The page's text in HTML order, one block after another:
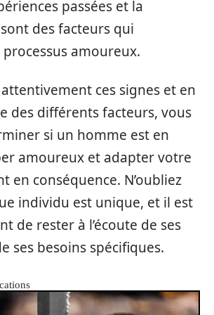
passées et la
des facteurs qui
amoureux.
ces signes et en
des différents facteurs, vous
si un homme est en
amoureux et adapter votre
en conséquence. N’oubliez
individu est unique, et il est
de rester à l’écoute de ses
ses besoins spécifiques.